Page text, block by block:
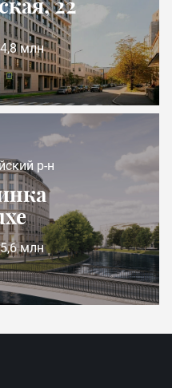
22
млн
р-н
млн